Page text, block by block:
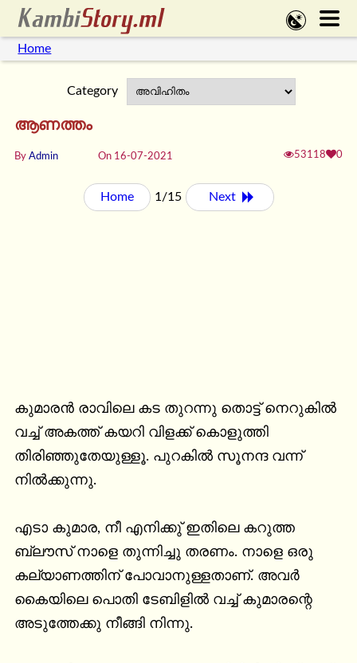
Home
Category
ആണത്തം
By Admin On 16-07-2021 53118 0
Home 1/15 Next
കുമാരൻ രാവിലെ കട തുറന്നു തൊട്ട് നെറുകിൽ
വച്ച് അകത്ത് കയറി വിളക്ക് കൊളുത്തി
തിരിഞ്ഞുതേയുള്ളൂ. പുറകിൽ സൂനന്ദ വന്ന്
നിൽക്കുന്നു.
എടാ കുമാര, നീ എനിക്കു് ഇതിലെ കറുത്ത
ബ്ലൗസ് നാളെ തുന്നിച്ചു തരണം. നാളെ ഒരു
കല്യാണത്തിന് പോവാനുള്ളതാണ്. അവർ
കൈയിലെ പൊതി ടേബിളിൽ വച്ച് കുമാരന്റെ
അടുത്തേക്കു നീങ്ങി നിന്നു.